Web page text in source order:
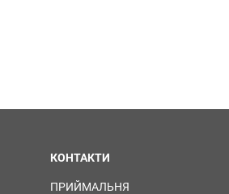
КОНТАКТИ
ПРИЙМАЛЬНЯ